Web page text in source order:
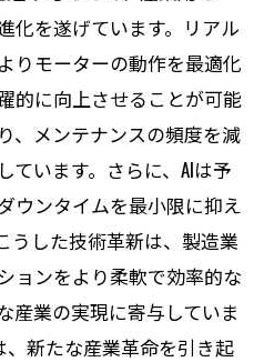
化を遂げています。リアル
りモーターの動作を最適化
的に向上させることが可能
、メンテナンスの頻度を減
ています。さらに、AIは予
ウンタイムを最小限に抑え
うした技術革新は、製造業
ョンをより柔軟で効率的な
産業の実現に寄与していま
、新たな産業革命を引き起